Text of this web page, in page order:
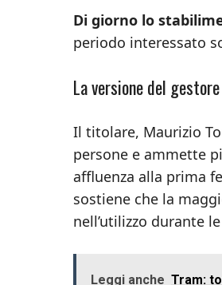
Di giorno lo
periodo interessato
La versione del gestore
Il titolare, Maurizio
persone e ammette
affluenza alla prima
sostiene che la
nell’utilizzo durante
Leggi anche Tram: